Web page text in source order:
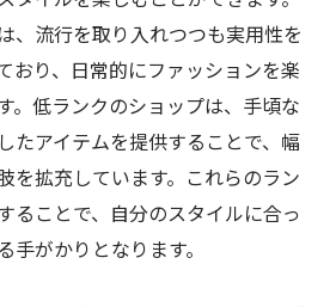
、流行を取り入れつつも実用性を
おり、日常的にファッションを楽
。低ランクのショップは、手頃な
たアイテムを提供することで、幅
を拡充しています。これらのラン
ることで、自分のスタイルに合っ
手がかりとなります。